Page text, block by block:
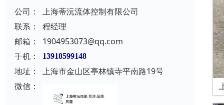
公司：
上海蒂沅流体控制有限公司
联系：
程经理
邮箱：
1904953073@qq.com
手机：
13918599148
地址：
上海市金山区亭林镇寺平南路19号
微信：